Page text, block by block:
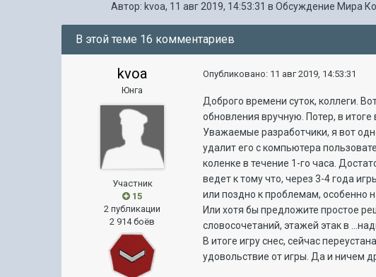
Автор: kvoa, 11 авг 2019, 14:53:31 вОбсуждение Мира
В этой теме 16 комментариев
kvoa
Юнга
Участник
15
2 публикации
2 914 боёв
Опубликовано: 11 авг 2019, 14:53:31
Доброго времени суток, коллеги.
обновления вручную. Потер, в итоге
Уважаемые разработчики, я вот
удалит его с компьютера
коленке в течение 1-го часа.
ведет к тому что, через 3-4 года
или поздно к проблемам, особенно
Или хотя бы предложите простое
словосочетаний, этажей этак в
В итоге игру снес, сейчас
удовольствие от игры. Да и ничем